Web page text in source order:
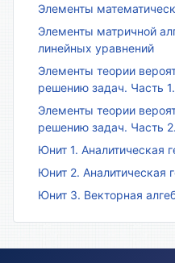
Элементы
Элементы матричной
линейных уравнений
Элементы теории
решению задач. Часть 1.
Элементы теории
решению задач. Часть 2.
Юнит 1. Аналитическая
Юнит 2. Аналитическая
Юнит 3. Векторная